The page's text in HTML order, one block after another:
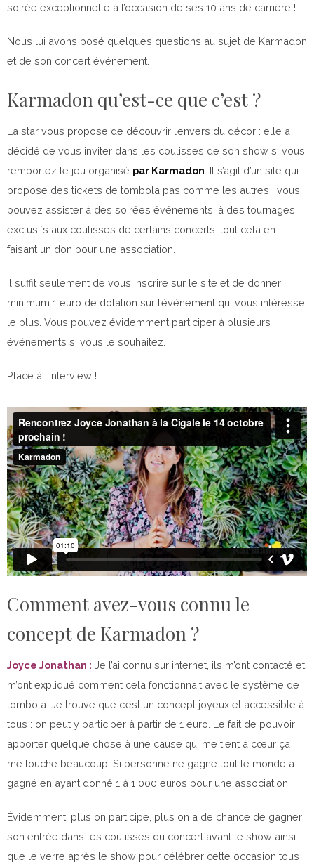
soirée exceptionnelle à l’occasion de ses 10 ans de carrière !
Nous lui avons posé quelques questions au sujet de Karmadon
et de son concert événement.
Karmadon qu’est-ce que c’est ?
La star vous propose de découvrir l’envers du décor : elle a
décidé de vous inviter dans les coulisses de son show si vous
remportez le jeu organisé par Karmadon . Il s’agit d’un site qui
propose des tickets de tombola pas comme les autres : vous
pouvez assister à des soirées événements, à des tournages
exclusifs aux coulisses de certains concerts…tout cela en
faisant un don pour une association.
Il suffit seulement de vous inscrire sur le site et de donner
minimum 1 euro de dotation sur l’événement qui vous intéresse
le plus. Vous pouvez évidemment participer à plusieurs
événements si vous le souhaitez.
Place à l’interview !
Comment avez-vous connu le
concept de Karmadon ?
Joyce Jonathan : Je l’ai connu sur internet, ils m’ont contacté et
m’ont expliqué comment cela fonctionnait avec le système de
tombola. Je trouve que c’est un concept joyeux et accessible à
tous : on peut y participer à partir de 1 euro. Le fait de pouvoir
apporter quelque chose à une cause qui me tient à cœur ça
me touche beaucoup. Si personne ne gagne tout le monde a
gagné en ayant donné 1 à 1 000 euros pour une association.
Évidemment, plus on participe, plus on a de chance de gagner
son entrée dans les coulisses du concert avant le show ainsi
que le verre après le show pour célébrer cette occasion tous